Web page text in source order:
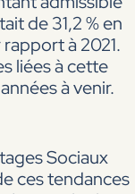
de 31,2 % en
à 2021.
liées à cette
à venir.
Sociaux
ces tendances